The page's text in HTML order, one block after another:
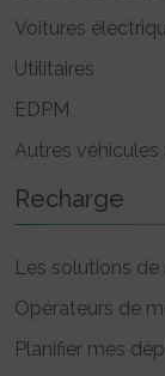
Voitures
Utilitaires
EDPM
Autres
Recharge
Les solutions
Opérateurs de
Planifier mes